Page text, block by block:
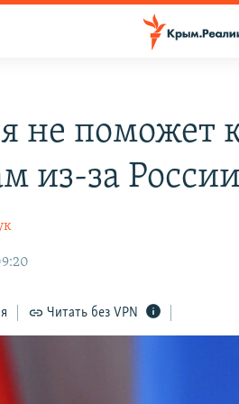
не поможет
из-за
Читать без VPN